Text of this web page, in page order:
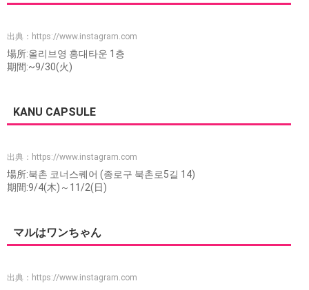
出典： https://www.instagram.com
場所:올리브영 홍대타운 1층
期間:~9/30(火)
KANU CAPSULE
出典： https://www.instagram.com
場所:북촌 코너스퀘어 (종로구 북촌로5길 14)
期間:9/4(木)～11/2(日)
マルはワンちゃん
出典： https://www.instagram.com